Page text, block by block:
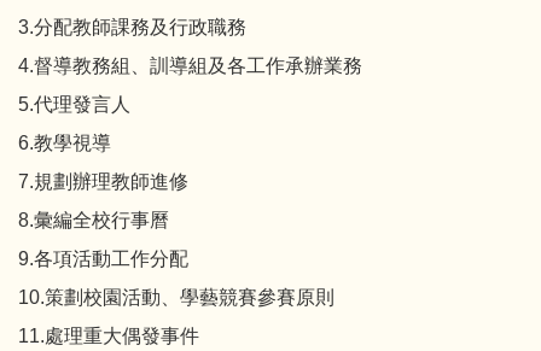
3.分配教師課務及行政職務
4.督導教務組、訓導組及各工作承辦業務
5.代理發言人
6.教學視導
7.規劃辦理教師進修
8.彙編全校行事曆
9.各項活動工作分配
10.策劃校園活動、學藝競賽參賽原則
11.處理重大偶發事件